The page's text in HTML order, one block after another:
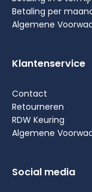
Betaling per
Algemene
Klantenservice
Contact
Retourneren
RDW Keuring
Algemene
Social media